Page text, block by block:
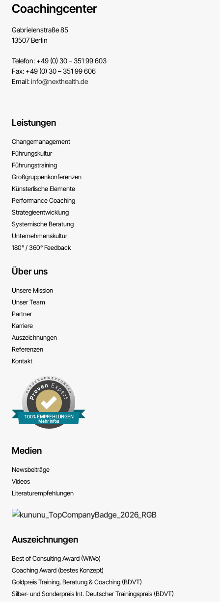
Coachingcenter
Gabrielenstraße 85
13507 Berlin
Telefon: +49 (0) 30 – 351 99 603
Fax: +49 (0) 30 – 351 99 606
Email:info@nexthealth.de
Leistungen
Change­management
Führungs­kultur
Führungs­training
Großgruppen­konferenzen
Künsterlische ­Elemente
Performance ­Coaching
Strategie­entwicklung
Systemische ­Beratung
Unternehmens­kultur
180° / 360° Feedback
Über uns
Unsere Mission
Unser Team
Partner
Karriere
Auszeichnungen
Referenzen
Kontakt
100% EMPFEHLUNGEN
Mehr Infos
Medien
News­beiträge
Videos
Literatur­empfehlungen
Auszeichnungen
Best of Consulting Award (WiWo)
Coaching Award (bestes Konzept)
Goldpreis Training, Beratung & Coaching (BDVT)
Silber- und Sonderpreis Int. Deutscher Trainingspreis (BDVT)